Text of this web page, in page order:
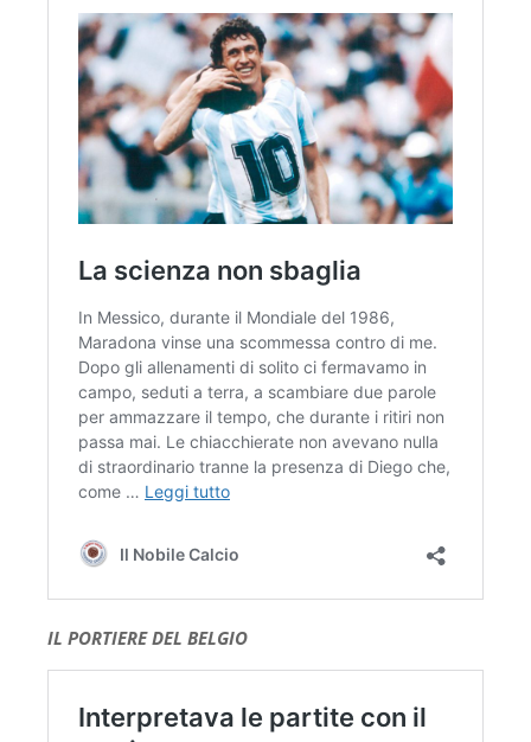
IL PORTIERE DEL BELGIO